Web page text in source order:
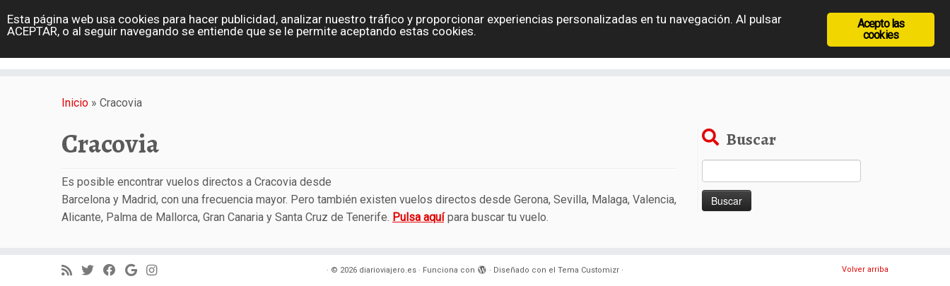
diarioviajero.es Portada Eslovaquia España Holanda Polonia Grecia Rep. Checa Hungría
Rumanía
Inicio » Cracovia
Cracovia
Es posible encontrar vuelos directos a Cracovia desde
Barcelona y Madrid, con una frecuencia mayor. Pero también existen vuelos directos desde Gerona, Sevilla, Malaga, Valencia,
Alicante, Palma de Mallorca, Gran Canaria y Santa Cruz de Tenerife. Pulsa aquípara buscar tu vuelo.
Buscar
· © 2026 diarioviajero.es · Funciona con · Diseñado con el Tema Customizr · Volver arriba
Acepto las
cookies
Esta página web usa cookies para hacer publicidad, analizar nuestro tráfico y proporcionar experiencias personalizadas en tu navegación. Al pulsar
ACEPTAR, o al seguir navegando se entiende que se le permite aceptando estas cookies.